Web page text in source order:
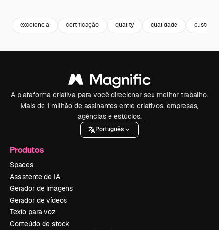
excelencia certificação quality qualidade
A plataforma criativa para você direcionar seu melhor trabalho.
Mais de 1 milhão de assinantes entre criativos, empresas,
agências e estúdios.
Português
Produtos
Spaces
Assistente de IA
Gerador de imagens
Gerador de vídeos
Texto para voz
Conteúdo de stock